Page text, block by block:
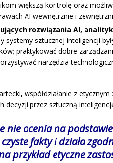
większą kontrolę oraz
AI wewnętrznie i
rozwiązania AI,
systemy sztucznej inteligencji
praktykować dobre
narzędzia
, współdziałanie z
decyzji przez sztuczną
nie ocenia na
fakty i działa
przykład etyczne